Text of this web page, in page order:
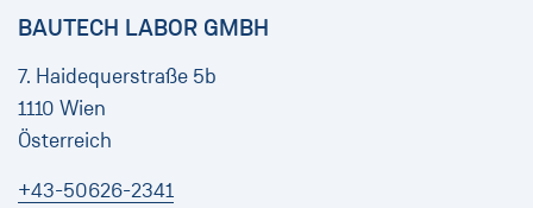
BAUTECH LABOR GMBH
7. Haidequerstraße 5b
1110 Wien
Österreich
+43-50626-2341